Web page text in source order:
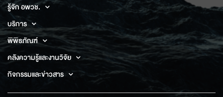
รู้จัก อพวช.
บริการ
พิพิธภัณฑ์
คลังความรู้และงานวิจัย
กิจกรรมและข่าวสาร